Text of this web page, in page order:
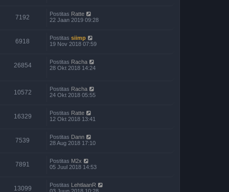
7192 Postitas Ratte
22 Jaan 2019 09:28
6918 Postitas siimp
19 Nov 2018 07:59
26854 Postitas Racha
28 Okt 2018 14:24
10572 Postitas Racha
24 Okt 2018 05:55
16329 Postitas Ratte
12 Okt 2018 13:41
7539 Postitas Dann
28 Aug 2018 17:10
7891 Postitas M2x
05 Juul 2018 14:53
13099 Postitas LehtlaanR